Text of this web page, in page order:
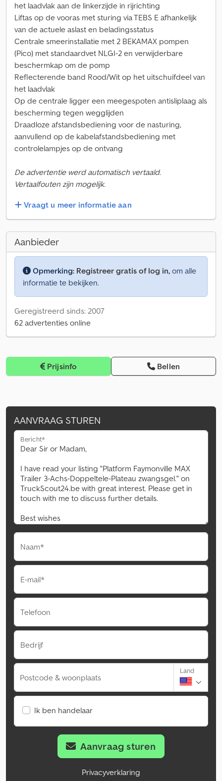
het laadvlak aan de linkerzijde in rijrichting
Liftas op de vooras met sturing via TEBS E afhankelijk
van de actuele aslast en beladingsstatus
Centrale smeerinstallatie met 2 BEKAMAX pompen
(Pico) met standaardvet NLGI-2 en verwijderbare
beschermkap om de pomp
Reflecterende band Rood/Wit op het uitschuifdeel van
het laadvlak
Op de centrale ligger een meegespoten antisliplaag als
bescherming tegen wegglijden
Draadloze afstandsbediening voor de nasturing,
aanvullend op de kabelafstandsbediening met
controlelampjes op de ontvang
De advertentie werd automatisch vertaald.
Vertaalfouten zijn mogelijk.
Vraagt u meer informatie aan
Aanbieder
Opmerking: Registreer gratis of log in, om alle
informatie te bekijken.
Geregistreerd sinds: 2007
62 advertenties online
Prijsinfo Bellen
AANVRAAG STUREN
Bericht*
Naam*
E-mail*
Telefoon
Bedrijf
Postcode & woonplaats
Land
Ik ben handelaar
Aanvraag sturen
Privacyverklaring